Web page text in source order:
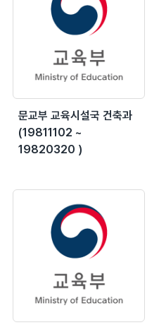
문교부 교육시설국 건축과
(19811102 ~
19820320 )